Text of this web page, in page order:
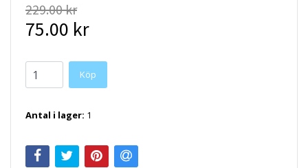
229.00 kr
75.00 kr
Antal i lager: 1